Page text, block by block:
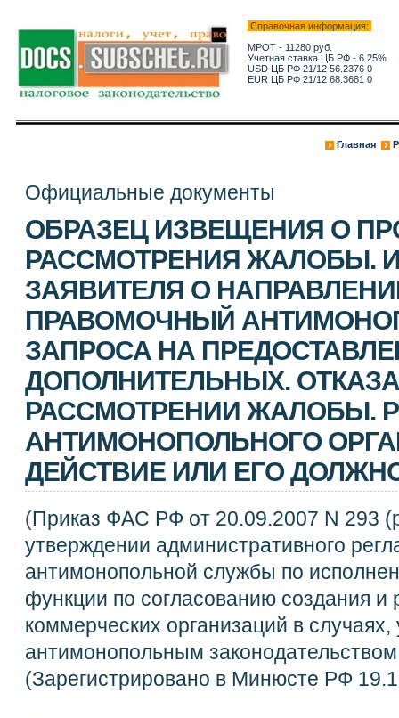
Справочная информация:
МРОТ - 11280 руб.
Учетная ставка ЦБ РФ - 6.25%
USD ЦБ РФ 21/12 56.2376 0
EUR ЦБ РФ 21/12 68.3681 0
Главная
Официальные документы
ОБРАЗЕЦ ИЗВЕЩЕНИЯ О
РАССМОТРЕНИЯ ЖАЛОБЫ.
ЗАЯВИТЕЛЯ О
ПРАВОМОЧНЫЙ
ЗАПРОСА НА
ДОПОЛНИТЕЛЬНЫХ.
РАССМОТРЕНИИ ЖАЛОБЫ.
АНТИМОНОПОЛЬНОГО
ДЕЙСТВИЕ ИЛИ ЕГО
(Приказ ФАС РФ от 20.09.2007 N 293
утверждении административного
антимонопольной службы по
функции по согласованию создания и
коммерческих организаций в
антимонопольным
(Зарегистрировано в Минюсте РФ